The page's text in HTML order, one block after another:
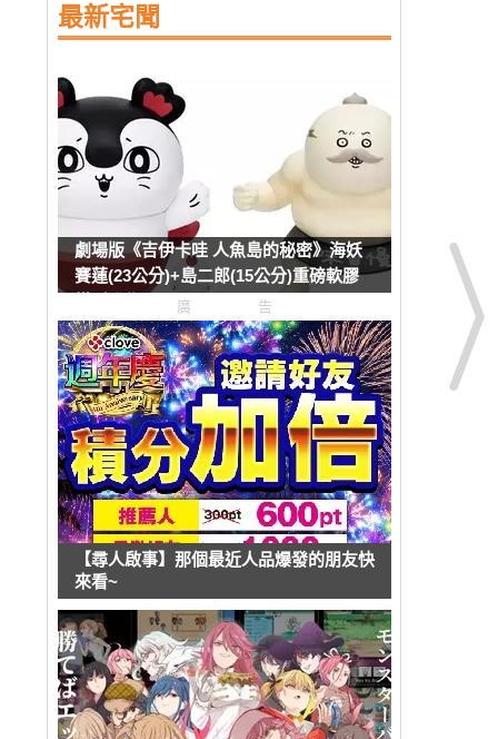
最新宅聞
劇場版《吉伊卡哇 人魚島的秘密》海妖
賽蓮(23公分)+島二郎(15公分)重磅軟膠
廣告
【尋人啟事】那個最近人品爆發的朋友快
來看~